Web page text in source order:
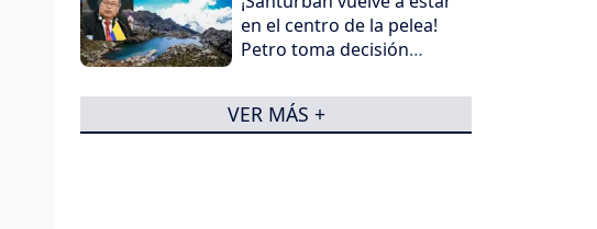
en el centro de la pelea!
Petro toma decisión
VER MÁS +